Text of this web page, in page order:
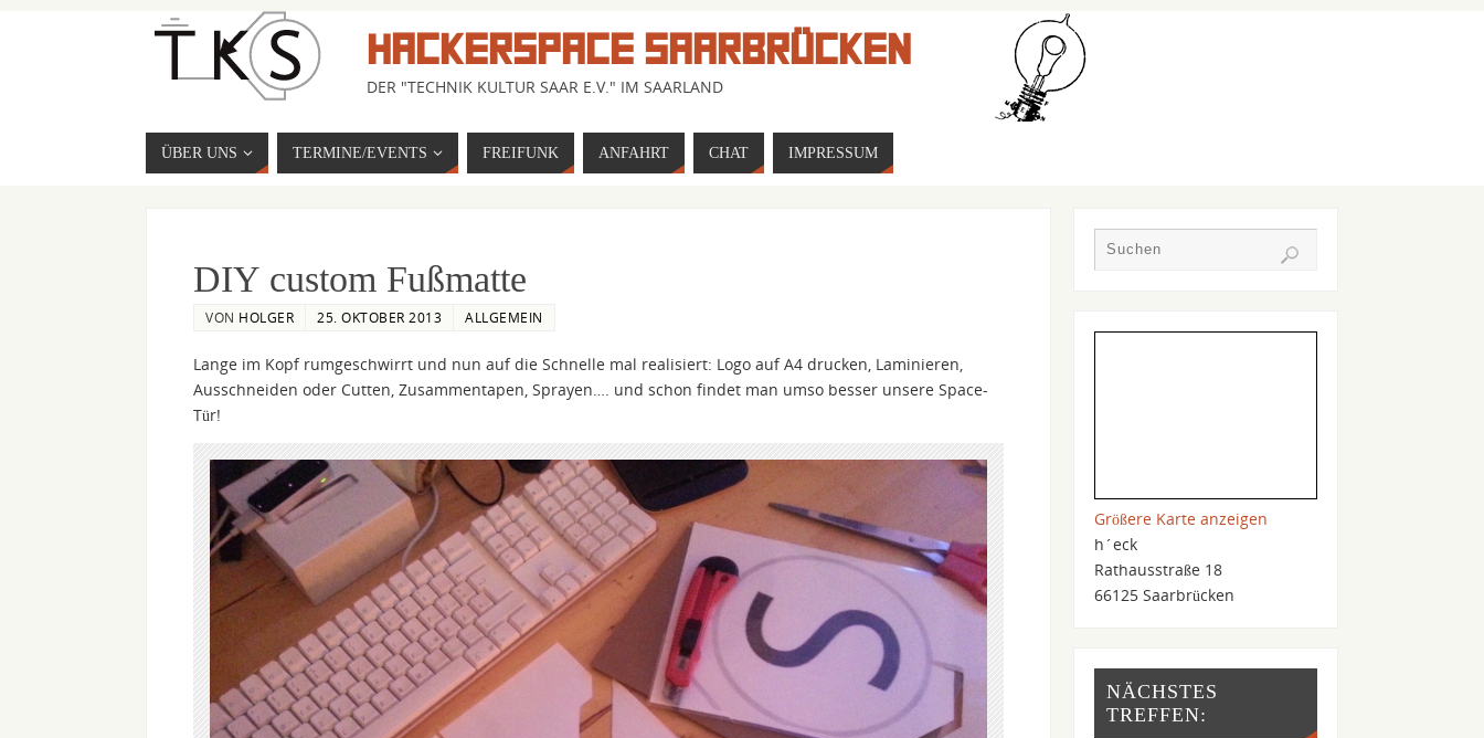
HACKERSPACE SAARBRÜCKEN
DER "TECHNIK KULTUR SAAR E.V." IM SAARLAND
ÜBER UNS TERMINE/EVENTS FREIFUNK ANFAHRT CHAT IMPRESSUM
DIY custom Fußmatte
VON HOLGER 25. OKTOBER 2013 ALLGEMEIN
Lange im Kopf rumgeschwirrt und nun auf die Schnelle mal realisiert: Logo auf A4 drucken, Laminieren,
Ausschneiden oder Cutten, Zusammentapen, Sprayen…. und schon findet man umso besser unsere Space-
Tür!
Größere Karte anzeigen
h´eck
Rathausstraße 18
66125 Saarbrücken
NÄCHSTES
TREFFEN: